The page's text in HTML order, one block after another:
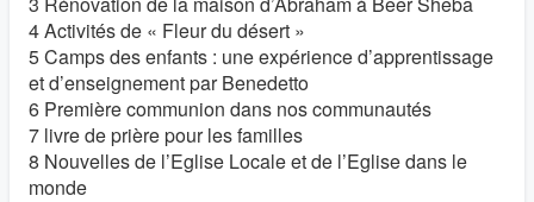
4 Activités de « Fleur du désert »
5 Camps des enfants : une expérience d’apprentissage
et d’enseignement par Benedetto
6 Première communion dans nos communautés
7 livre de prière pour les familles
8 Nouvelles de l’Eglise Locale et de l’Eglise dans le
monde